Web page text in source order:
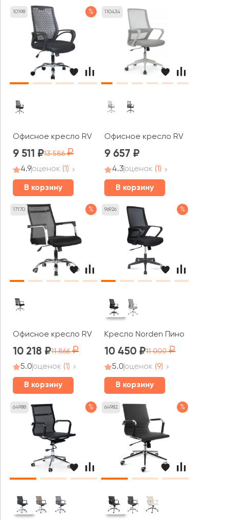
10198 %
Офисное кресло RV ЧЕЙР Старт / Start (8081E)
9 511 13 586
4.9оценок (1)
В корзину
110434
Офисное кресло RV ЧЕЙР
9 657
4.3оценок (1)
В корзину
17170 %
Офисное кресло RV ЧЕЙР Нет / Net (706E)
10 218 11 866
5.0оценок (1)
В корзину
96926 %
Кресло Norden Пино / Pino
10 450 11 000
5.0оценок (9)
В корзину
64988 % 64982 %